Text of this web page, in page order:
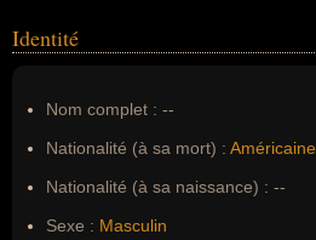
Identité
Nom complet : --
Nationalité (à sa mort) : Américaine
Nationalité (à sa naissance) : --
Sexe : Masculin